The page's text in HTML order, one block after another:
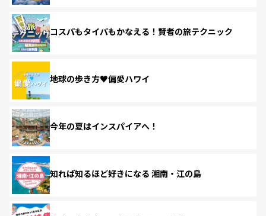
コスパもタイパもかなえる！賢者の旅テクニック
地球の歩き方♥偏愛ハワイ
今年の夏はインスパイアへ！
知れば知るほど好きになる 湘南・江の島